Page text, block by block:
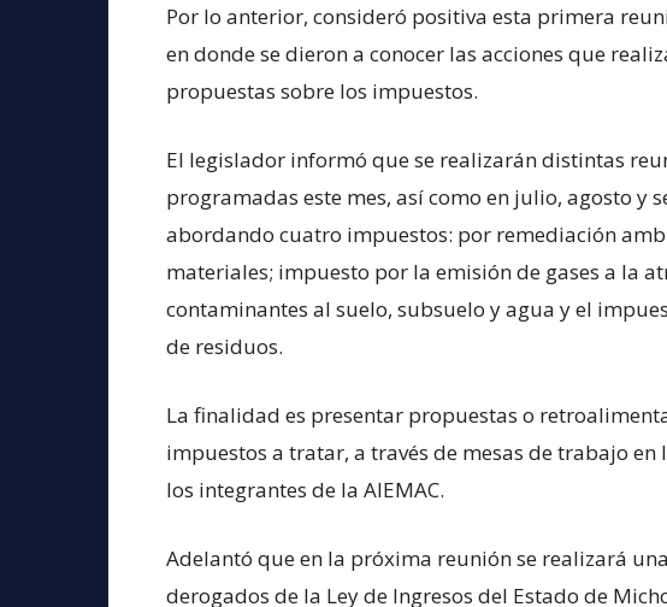
Por lo anterior, consideró positiva esta primera
en donde se dieron a conocer las acciones que
propuestas sobre los impuestos.
El legislador informó que se realizarán distintas
programadas este mes, así como en julio, agosto y
abordando cuatro impuestos: por remediación
materiales; impuesto por la emisión de gases a la
contaminantes al suelo, subsuelo y agua y el
de residuos.
La finalidad es presentar propuestas o
impuestos a tratar, a través de mesas de trabajo
los integrantes de la AIEMAC.
Adelantó que en la próxima reunión se realizará
derogados de la Ley de Ingresos del Estado de